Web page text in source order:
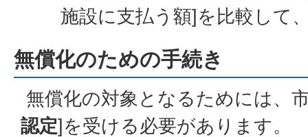
施設に支払う額]を比較して
無償化のための手続き
無償化の対象となるためには、
認定]を受ける必要があります。